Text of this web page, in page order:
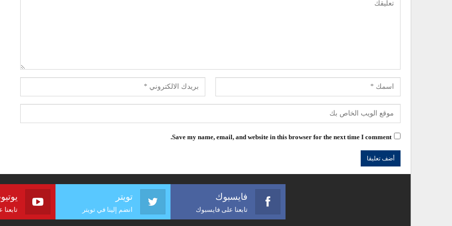
Save my name, email, and website in this browser for the next time I comment.
فايسبوك
تابعنا على فايسبوك
تويتر
انضم إلينا في تويتر